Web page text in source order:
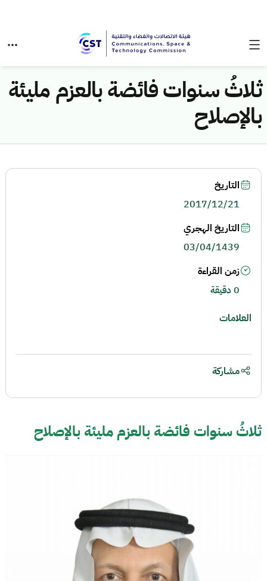
ثلاثُ سنوات فائضة بالعزم مليئة
بالإصلاح
ثلاثُ سنوات فائضة بالعزم مليئة بالإصلاح
التاريخ
2017/12/21
التاريخ الهجري
03/04/1439
زمن القراءة
0 دقيقة
العلامات
مشاركة